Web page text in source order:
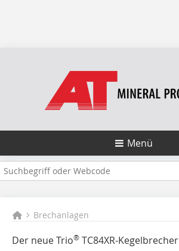
Menü
Brechanlagen
Der neue Trio® TC84XR-Kegelbrecher